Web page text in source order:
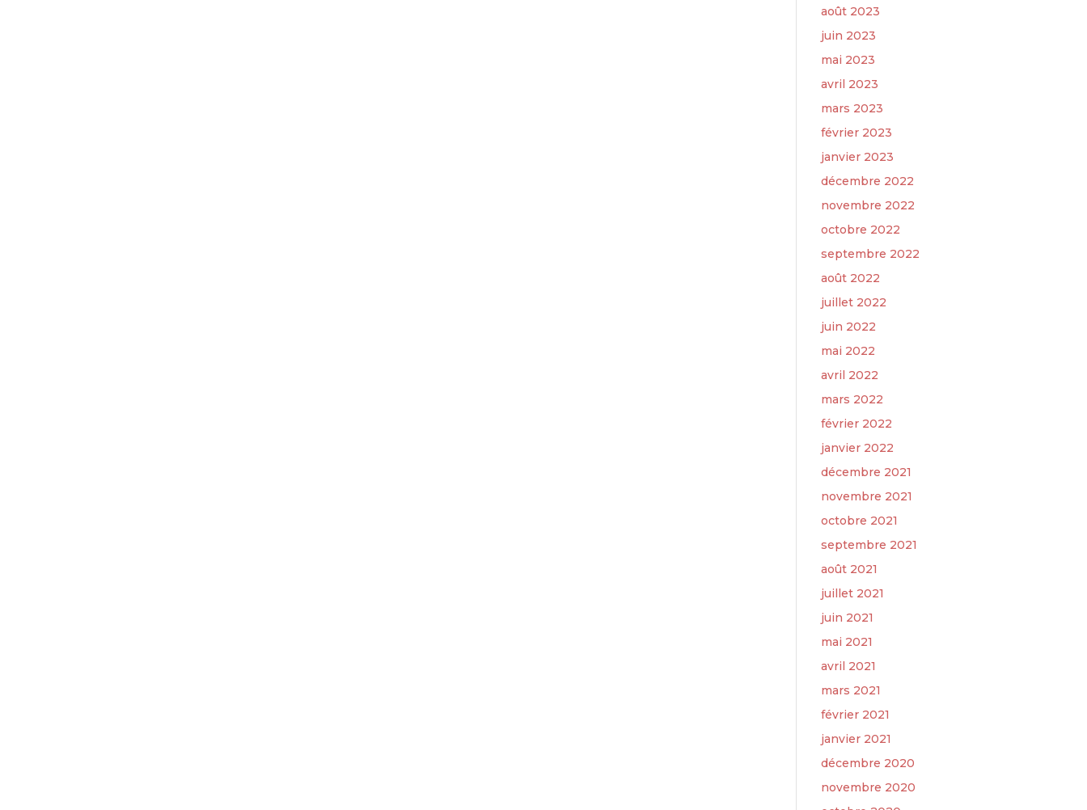
août 2023
juin 2023
mai 2023
avril 2023
mars 2023
février 2023
janvier 2023
décembre 2022
novembre 2022
octobre 2022
septembre 2022
août 2022
juillet 2022
juin 2022
mai 2022
avril 2022
mars 2022
février 2022
janvier 2022
décembre 2021
novembre 2021
octobre 2021
septembre 2021
août 2021
juillet 2021
juin 2021
mai 2021
avril 2021
mars 2021
février 2021
janvier 2021
décembre 2020
novembre 2020